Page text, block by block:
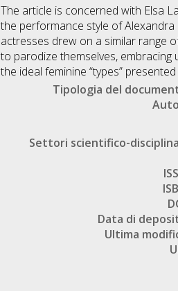
The article is concerned with Elsa
the performance style of Alexandra
actresses drew on a similar range
to parodize themselves,
the ideal feminine “types”
Tipologia del
Settori scientifico-
Data di
Ultima